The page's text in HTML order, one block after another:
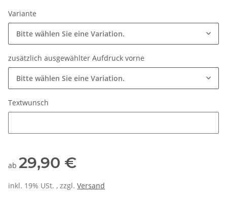
Variante
Bitte wählen Sie eine Variation.
zusätzlich ausgewählter Aufdruck vorne
Bitte wählen Sie eine Variation.
Textwunsch
ab 29,90 €
inkl. 19% USt. , zzgl. Versand